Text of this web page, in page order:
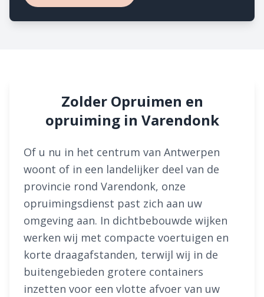
Zolder Opruimen en
opruiming in Varendonk
Of u nu in het centrum van Antwerpen
woont of in een landelijker deel van de
provincie rond Varendonk, onze
opruimingsdienst past zich aan uw
omgeving aan. In dichtbebouwde wijken
werken wij met compacte voertuigen en
korte draagafstanden, terwijl wij in de
buitengebieden grotere containers
inzetten voor een vlotte afvoer van uw